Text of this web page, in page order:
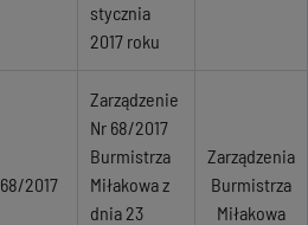
stycznia
2017 roku
68/2017
Zarządzenie
Nr 68/2017
Burmistrza
Miłakowa z
dnia 23
Zarządzenia
Burmistrza
Miłakowa